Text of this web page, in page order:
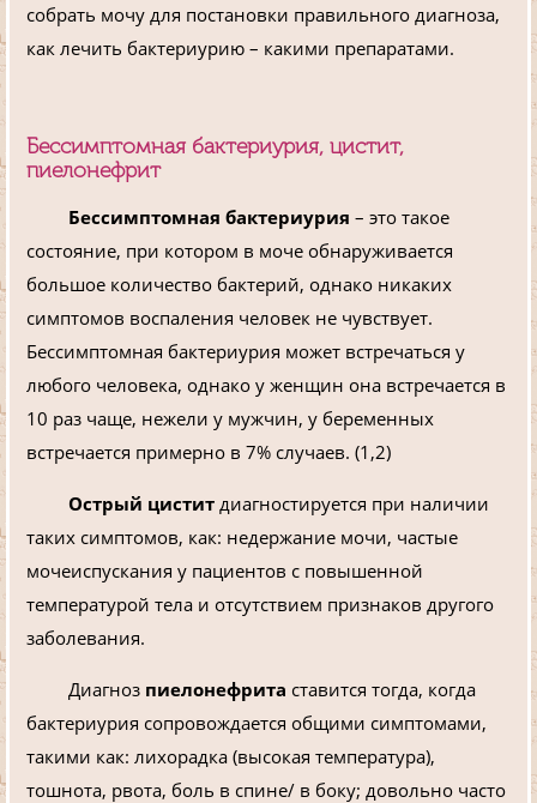
собрать мочу для постановки правильного диагноза,
как лечить бактериурию – какими препаратами.
Бессимптомная бактериурия, цистит,
пиелонефрит
Бессимптомная бактериурия – это такое
состояние, при котором в моче обнаруживается
большое количество бактерий, однако никаких
симптомов воспаления человек не чувствует.
Бессимптомная бактериурия может встречаться у
любого человека, однако у женщин она встречается в
10 раз чаще, нежели у мужчин, у беременных
встречается примерно в 7% случаев. (1,2)
Острый цистит диагностируется при наличии
таких симптомов, как: недержание мочи, частые
мочеиспускания у пациентов с повышенной
температурой тела и отсутствием признаков другого
заболевания.
Диагноз пиелонефрита ставится тогда, когда
бактериурия сопровождается общими симптомами,
такими как: лихорадка (высокая температура),
тошнота, рвота, боль в спине/ в боку; довольно часто